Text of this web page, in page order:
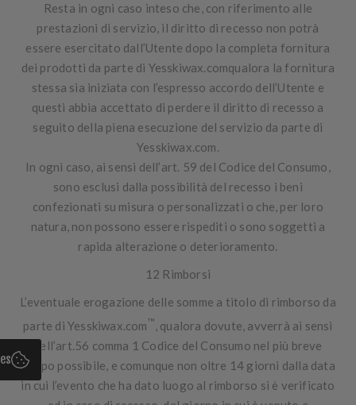
Resta in ogni caso inteso che, con riferimento alle
prestazioni di servizio, il diritto di recesso non potrà
essere esercitato dall’Utente dopo la completa fornitura
dei prodotti da parte di Yesskiwax.comqualora la fornitura
stessa sia iniziata con l’espresso accordo dell’Utente e
questi abbia accettato di perdere il diritto di recesso a
seguito della piena esecuzione del servizio da parte di
Yesskiwax.com.
In ogni caso, ai sensi dell’art. 59 del Codice del Consumo,
sono esclusi dalla possibilità del recesso i beni
confezionati su misura o personalizzati o che, per loro
natura, non possono essere rispediti o sono soggetti a
rapida alterazione o deterioramento.
12 Rimborsi
L’eventuale erogazione delle somme a titolo di rimborso da
parte di Yesskiwax.com™, qualora dovute, avverrà ai sensi
dell’art.56 comma 1 Codice del Consumo nel più breve
tempo possibile, e comunque non oltre 14 giorni dalla data
in cui l’evento che ha dato luogo al rimborso si è verificato